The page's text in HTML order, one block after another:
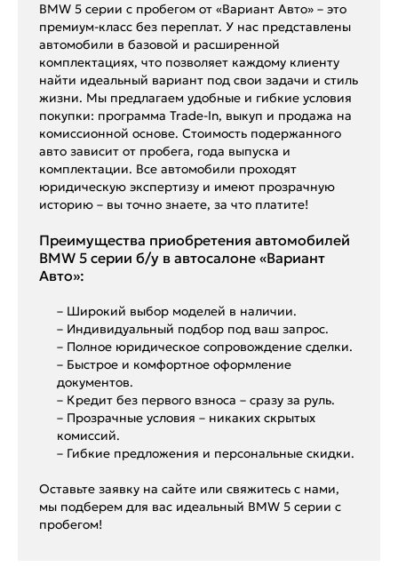
BMW 5 серии с пробегом от «Вариант Авто» – это
премиум-класс без переплат. У нас представлены
автомобили в базовой и расширенной
комплектациях, что позволяет каждому клиенту
найти идеальный вариант под свои задачи и стиль
жизни. Мы предлагаем удобные и гибкие условия
покупки: программа Trade-In, выкуп и продажа на
комиссионной основе. Стоимость подержанного
авто зависит от пробега, года выпуска и
комплектации. Все автомобили проходят
юридическую экспертизу и имеют прозрачную
историю – вы точно знаете, за что платите!
Преимущества приобретения автомобилей
BMW 5 серии б/у в автосалоне «Вариант
Авто»:
– Широкий выбор моделей в наличии.
– Индивидуальный подбор под ваш запрос.
– Полное юридическое сопровождение сделки.
– Быстрое и комфортное оформление
документов.
– Кредит без первого взноса – сразу за руль.
– Прозрачные условия – никаких скрытых
комиссий.
– Гибкие предложения и персональные скидки.
Оставьте заявку на сайте или свяжитесь с нами,
мы подберем для вас идеальный BMW 5 серии с
пробегом!